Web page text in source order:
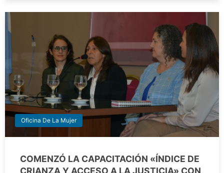
Oficina De La Mujer
COMENZÓ LA CAPACITACIÓN «ÍNDICE DE
CRIANZA Y ACCESO A LA JUSTICIA» CON